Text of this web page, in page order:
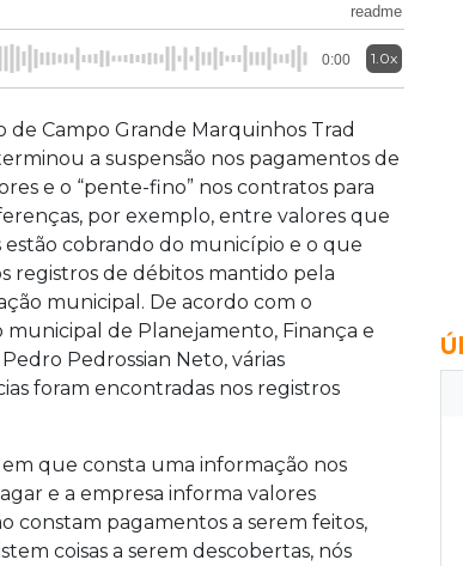
readme
0:00 1.0x
de Campo Grande Marquinhos Trad
a suspensão nos pagamentos de
e o “pente-fino” nos contratos para
por exemplo, entre valores que
estão cobrando do município e o que
registros de débitos mantido pela
municipal. De acordo com o
municipal de Planejamento, Finança e
Pedrossian Neto, várias
foram encontradas nos registros
em que consta uma informação nos
e a empresa informa valores
constam pagamentos a serem feitos,
coisas a serem descobertas, nós